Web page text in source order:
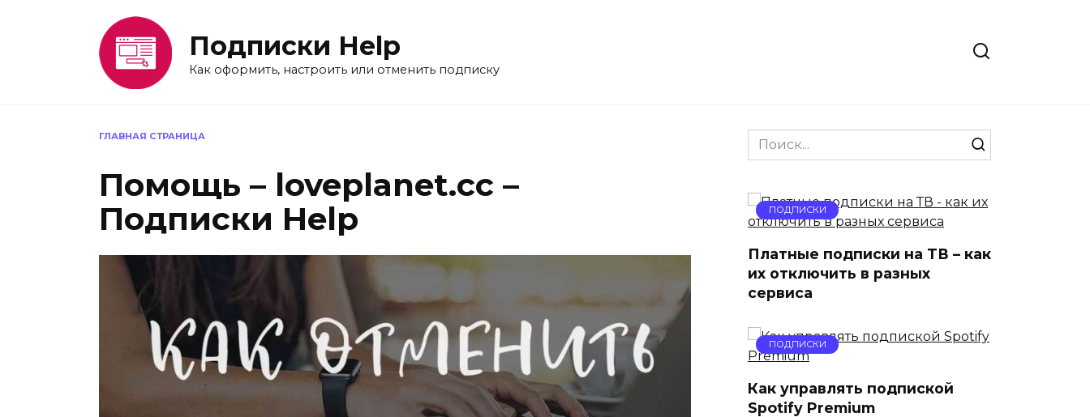
Подписки Help
Как оформить, настроить или отменить подписку
ГЛАВНАЯ СТРАНИЦА
Помощь – loveplanet.cc –
Подписки Help
Search
for:
ПОДПИСКИ
Платные подписки на ТВ – как
их отключить в разных
сервиса
ПОДПИСКИ
Как управлять подпиской
Spotify Premium